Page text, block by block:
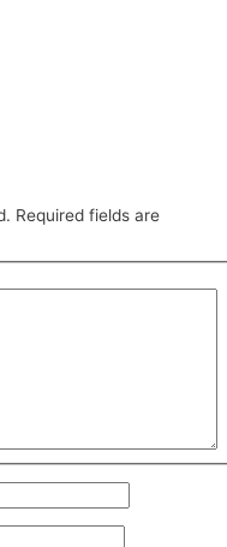
Required fields are